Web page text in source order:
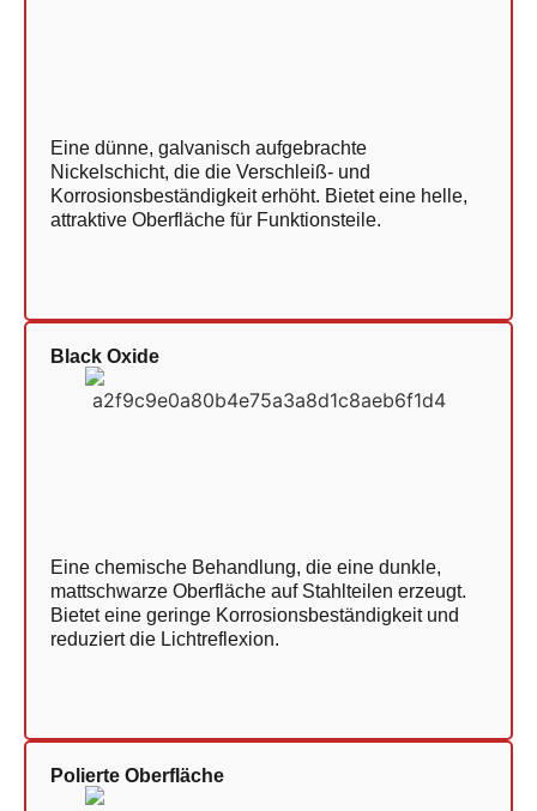
Eine dünne, galvanisch aufgebrachte
Nickelschicht, die die Verschleiß- und
Korrosionsbeständigkeit erhöht. Bietet eine helle,
attraktive Oberfläche für Funktionsteile.
Black Oxide
Eine chemische Behandlung, die eine dunkle,
mattschwarze Oberfläche auf Stahlteilen erzeugt.
Bietet eine geringe Korrosionsbeständigkeit und
reduziert die Lichtreflexion.
Polierte Oberfläche